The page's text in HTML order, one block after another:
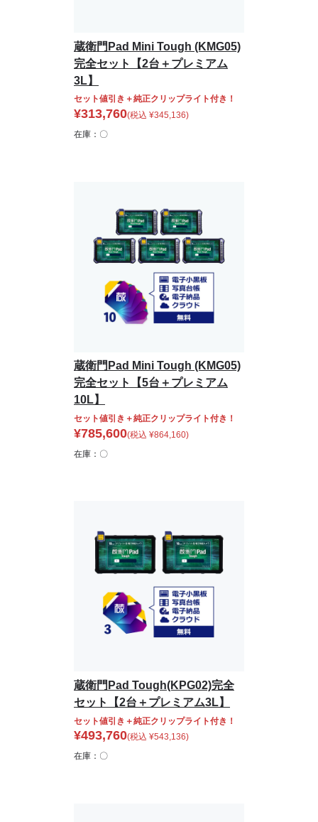
蔵衛門Pad Mini Tough (KMG05)
完全セット【2台＋プレミアム
3L】
セット値引き＋純正クリップライト付き！
¥313,760(税込 ¥345,136)
在庫：〇
蔵衛門Pad Mini Tough (KMG05)
完全セット【5台＋プレミアム
10L】
セット値引き＋純正クリップライト付き！
¥785,600(税込 ¥864,160)
在庫：〇
蔵衛門Pad Tough(KPG02)完全
セット【2台＋プレミアム3L】
セット値引き＋純正クリップライト付き！
¥493,760(税込 ¥543,136)
在庫：〇